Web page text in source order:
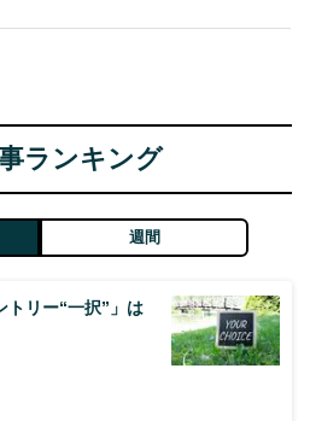
ランキング
週間
トリー“一択”」は